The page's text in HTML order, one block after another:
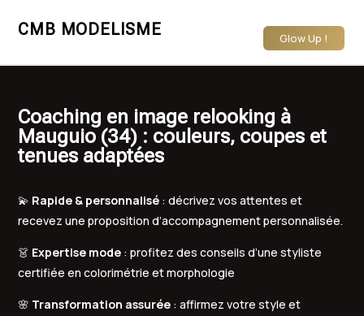
CMB MODELISME Glow Up !
Coaching en image relooking à
Mauguio (34) : couleurs, coupes et
tenues adaptées
💫 Rapide & personnalisé : décrivez vos attentes et
recevez une proposition d’accompagnement personnalisée.
👗 Expertise mode : profitez des conseils d’une styliste
certifiée en colorimétrie et morphologie
🌸 Transformation assurée : affirmez votre style et